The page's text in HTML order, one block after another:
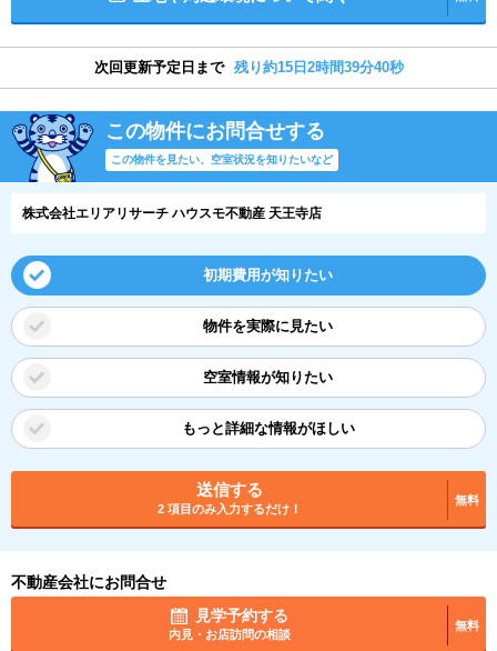
次回更新予定日まで 残り約15日2時間39分40秒
この物件にお問合せする
この物件を見たい、空室状況を知りたいなど
株式会社エリアリサーチ ハウスモ不動産 天王寺店
初期費用が知りたい
物件を実際に見たい
空室情報が知りたい
もっと詳細な情報がほしい
送信する
2 項目のみ入力するだけ！
無料
不動産会社にお問合せ
見学予約する
内見・お店訪問の相談
無料